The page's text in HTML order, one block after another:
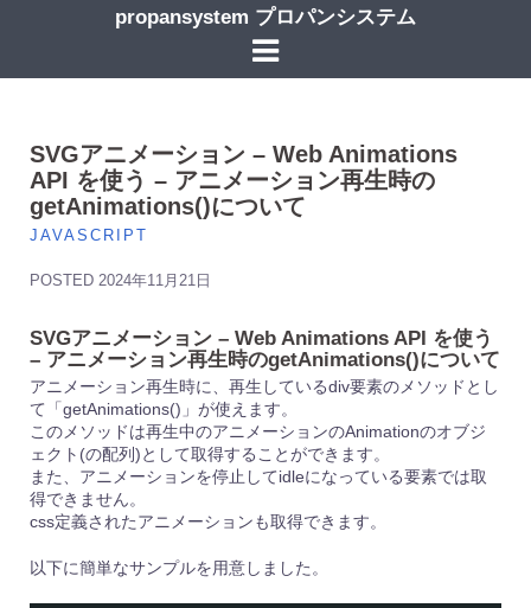
ン
propansystem プロパンシステム
SVGアニメーション – Web Animations
API を使う – アニメーション再生時の
getAnimations()について
JAVASCRIPT
POSTED 2024年11月21日
SVGアニメーション – Web Animations API を使う
– アニメーション再生時のgetAnimations()について
アニメーション再生時に、再生しているdiv要素のメソッドとし
て「getAnimations()」が使えます。
このメソッドは再生中のアニメーションのAnimationのオブジ
ェクト(の配列)として取得することができます。
また、アニメーションを停止してidleになっている要素では取
得できません。
css定義されたアニメーションも取得できます。
以下に簡単なサンプルを用意しました。